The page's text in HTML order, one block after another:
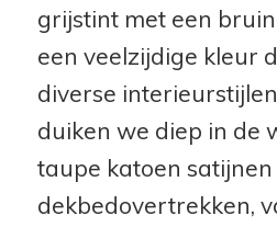
grijstint met een
een veelzijdige kleur
diverse
duiken we diep in de
taupe katoen satijnen
dekbedovertrekken,